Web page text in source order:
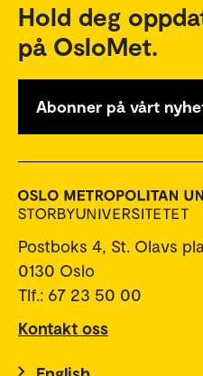
Hold deg
på OsloMet.
Abonner på vårt
Postboks 4, St. Olavs
0130 Oslo
Tlf.: 67 23 50 00
Kontakt oss